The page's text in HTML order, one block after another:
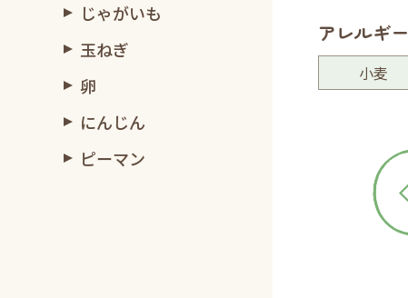
じゃがいも
玉ねぎ
卵
にんじん
ピーマン
アレルギー
小麦